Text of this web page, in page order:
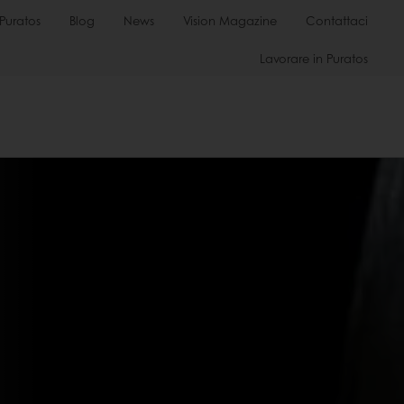
Blog News Vision Magazine Contattaci
Lavorare in Puratos